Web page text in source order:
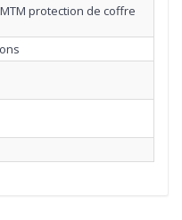
protection de coffre